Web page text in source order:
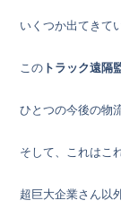
いくつか出てきて
この トラック遠隔
ひとつの今後の物
そして、これはこ
超巨大企業さん以